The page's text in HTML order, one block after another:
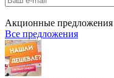
Акционные предложения
Все предложения